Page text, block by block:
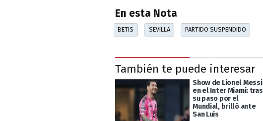
En esta Nota
BETIS SEVILLA PARTIDO SUSPENDIDO
También te puede interesar
Show de Lionel Messi
en el Inter Miami: tras
su paso por el
Mundial, brilló ante
San Luis